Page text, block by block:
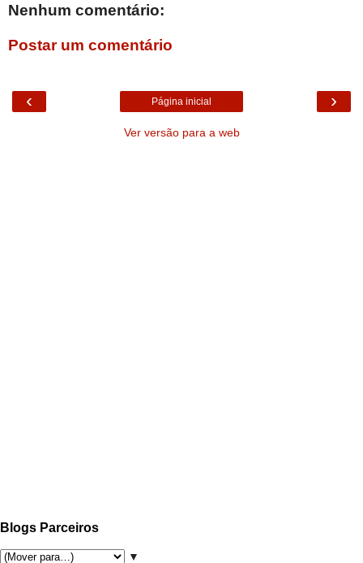
Nenhum comentário:
Postar um comentário
‹ ›
Página inicial
Ver versão para a web
Blogs Parceiros
▼